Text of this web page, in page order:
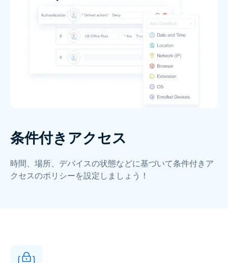
条件付きアクセス
時間、場所、デバイスの状態などに基づいて条件付きア
クセスのポリシーを設定しましょう！